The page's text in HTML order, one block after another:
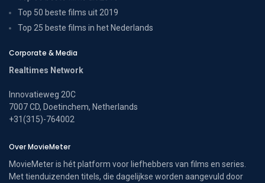
Top 50 beste films uit 2019
Top 25 beste films in het Nederlands
Corporate & Media
Realtimes Network
Innovatieweg 20C
7007 CD, Doetinchem, Netherlands
+31(315)-764002
Over MovieMeter
MovieMeter is hét platform voor liefhebbers van films en series.
Met tienduizenden titels, die dagelijkse worden aangevuld door